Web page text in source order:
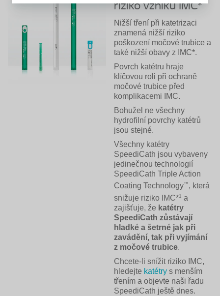
riziko vzniku IMC*
Nižší tření při katetrizaci
znamená nižší riziko
poškození močové trubice a
také nižší obavy z IMC*.
Povrch katétru hraje
klíčovou roli při ochraně
močové trubice před
komplikacemi IMC.
Bohužel ne všechny
hydrofilní povrchy katétrů
jsou stejné.
Všechny katétry
SpeediCath jsou vybaveny
jedinečnou technologií
SpeediCath Triple Action
Coating Technology™, která
snižuje riziko IMC*1 a
zajišťuje, že katétry
SpeediCath zůstávají
hladké a šetrné jak při
zavádění, tak při vyjímání
z močové trubice.
Chcete-li snížit riziko IMC,
hledejte katétry s menším
třením a objevte naši řadu
SpeediCath ještě dnes.